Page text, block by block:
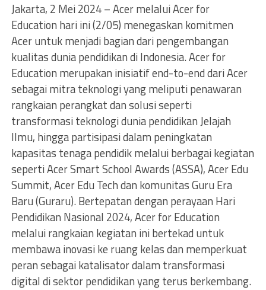
Jakarta, 2 Mei 2024 – Acer melalui Acer for
Education hari ini (2/05) menegaskan komitmen
Acer untuk menjadi bagian dari pengembangan
kualitas dunia pendidikan di Indonesia. Acer for
Education merupakan inisiatif end-to-end dari Acer
sebagai mitra teknologi yang meliputi penawaran
rangkaian perangkat dan solusi seperti
transformasi teknologi dunia pendidikan Jelajah
Ilmu, hingga partisipasi dalam peningkatan
kapasitas tenaga pendidik melalui berbagai kegiatan
seperti Acer Smart School Awards (ASSA), Acer Edu
Summit, Acer Edu Tech dan komunitas Guru Era
Baru (Guraru). Bertepatan dengan perayaan Hari
Pendidikan Nasional 2024, Acer for Education
melalui rangkaian kegiatan ini bertekad untuk
membawa inovasi ke ruang kelas dan memperkuat
peran sebagai katalisator dalam transformasi
digital di sektor pendidikan yang terus berkembang.